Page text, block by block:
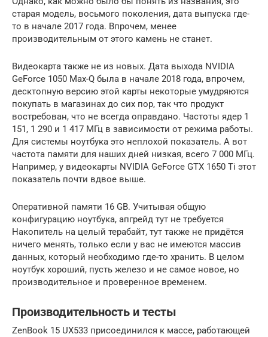
старая модель, восьмого поколения, дата выпуска где-
то в начале 2017 года. Впрочем, менее
производительным от этого камень не станет.
Видеокарта также не из новых. Дата выхода NVIDIA
GeForce 1050 Max-Q была в начале 2018 года, впрочем,
десктопную версию этой карты некоторые умудряются
покупать в магазинах до сих пор, так что продукт
востребован, что не всегда оправдано. Частоты ядер 1
151, 1 290 и 1 417 МГц в зависимости от режима работы.
Для системы ноутбука это неплохой показатель. А вот
частота памяти для наших дней низкая, всего 7 000 МГц.
Например, у видеокарты NVIDIA GeForce GTX 1650 Ti этот
показатель почти вдвое выше.
Оперативной памяти 16 GB. Учитывая общую
конфигурацию ноутбука, апгрейд тут не требуется
Накопитель на целый терабайт, тут также не придётся
ничего менять, только если у вас не имеются массив
данных, который необходимо где-то хранить. В целом
ноутбук хороший, пусть железо и не самое новое, но
производительное и проверенное временем.
Производительность и тесты
ZenBook 15 UX533 присоединился к массе, работающей